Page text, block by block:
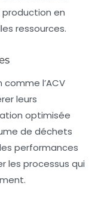
en
ressources.
l’ACV
leurs
optimisée
de déchets
performances
les processus qui